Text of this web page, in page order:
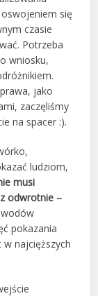
się
czasie
Potrzeba
wniosku,
jako
zaczęliśmy
na spacer :).
ludziom,
musi
odwrotnie –
pokazania
najcięższych